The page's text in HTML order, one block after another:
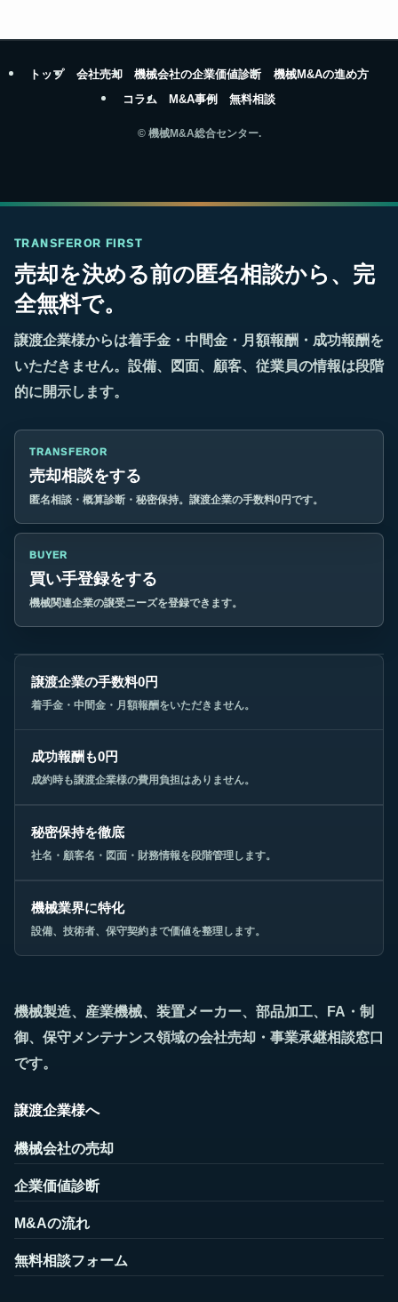
トップ 会社売却 機械会社の企業価値診断
機械M&Aの進め方
コラム
M&A事例 無料相談
©機械M&A総合センター.
TRANSFEROR FIRST
売却を決める前の匿名相談から、完
全無料で。
譲渡企業様からは着手金・中間金・月額報酬・成功報酬を
いただきません。設備、図面、顧客、従業員の情報は段階
的に開示します。
TRANSFEROR
売却相談をする
匿名相談・概算診断・秘密保持。譲渡企業の手数料0円です。
BUYER
買い手登録をする
機械関連企業の譲受ニーズを登録できます。
譲渡企業の手数料0円
着手金・中間金・月額報酬をいただきません。
成功報酬も0円
成約時も譲渡企業様の費用負担はありません。
秘密保持を徹底
社名・顧客名・図面・財務情報を段階管理します。
機械業界に特化
設備、技術者、保守契約まで価値を整理します。
機械製造、産業機械、装置メーカー、部品加工、FA・制
御、保守メンテナンス領域の会社売却・事業承継相談窓口
です。
譲渡企業様へ
機械会社の売却
企業価値診断
M&Aの流れ
無料相談フォーム